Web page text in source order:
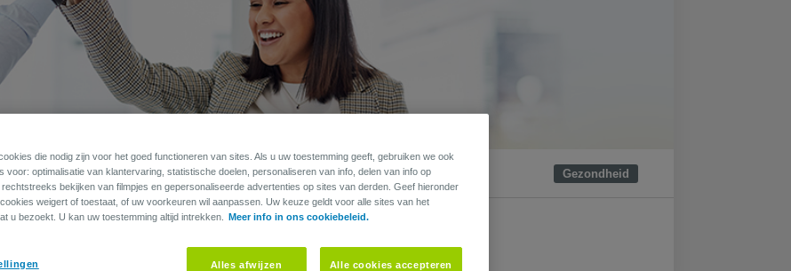
Gezondheid
halt toeroepen?
die nodig zijn voor het goed functioneren van sites. Als u uw toestemming geeft, gebruiken we ook
voor: optimalisatie van klantervaring, statistische doelen, personaliseren van info, delen van info op
bekijken van filmpjes en gepersonaliseerde advertenties op sites van derden. Geef hieronder
weigert of toestaat, of uw voorkeuren wil aanpassen. Uw keuze geldt voor alle sites van het
u bezoekt. U kan uw toestemming altijd intrekken.
Meer info in ons cookiebeleid.
Alles afwijzen Alle cookies accepteren